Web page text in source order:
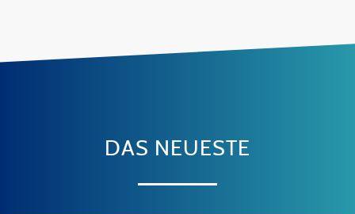
DAS NEUESTE